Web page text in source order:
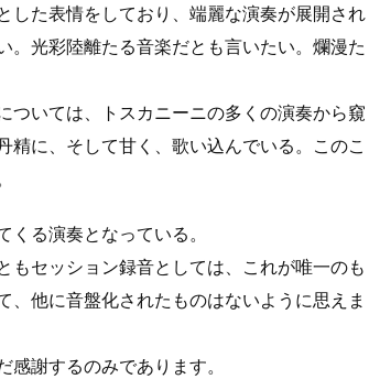
した表情をしており、端麗な演奏が展開され
光彩陸離たる音楽だとも言いたい。爛漫た
ついては、トスカニーニの多くの演奏から窺
精に、そして甘く、歌い込んでいる。このこ
る演奏となっている。
セッション録音としては、これが唯一のも
他に音盤化されたものはないように思えま
謝するのみであります。